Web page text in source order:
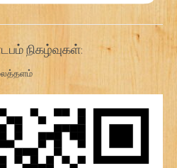
நிகழ்வுகள்: